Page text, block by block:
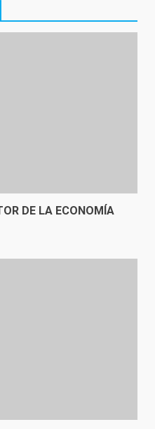
DE LA ECONOMÍA